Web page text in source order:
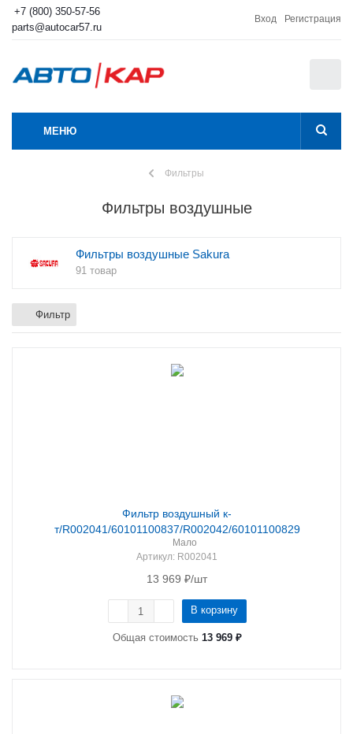
+7 (800) 350-57-56
parts@autocar57.ru
Вход Регистрация
МЕНЮ
Фильтры
Фильтры воздушные
Фильтры воздушные Sakura
91 товар
Фильтр
Фильтр воздушный к-
т/R002041/60101100837/R002042/60101100829
Мало
Артикул: R002041
13 969 ₽/шт
В корзину
Общая стоимость 13 969 ₽